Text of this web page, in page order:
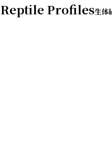
Reptile Profiles